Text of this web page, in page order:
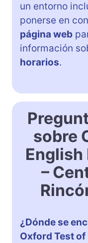
un entorno
ponerse en
página web
información
horarios.
sobre
–
¿Dónde se
Oxford Test